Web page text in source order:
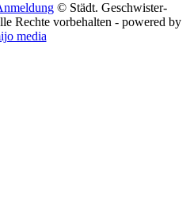
© Städt. Geschwister-
Rechte vorbehalten - powered by
media